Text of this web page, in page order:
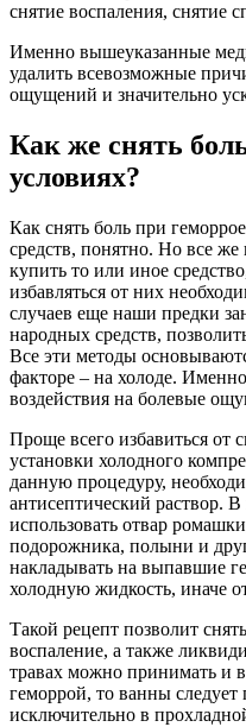
снятие воспаления, снятие
Именно вышеуказанные
удалить всевозможные
ощущений и значительно
Как же снять
условиях?
Как снять боль при
средств, понятно. Но все же
купить то или иное
избавляться от них
случаев еще наши предки
народных средств,
Все эти методы
факторе – на холоде.
воздействия на болевые
Проще всего избавиться
установки холодного
данную процедуру,
антисептический раствор.
использовать отвар
подорожника, полыни и
накладывать на выпавшие
холодную жидкость, иначе
Такой рецепт позволит
воспаление, а также
травах можно принимать и
геморрой, то ванны
исключительно в